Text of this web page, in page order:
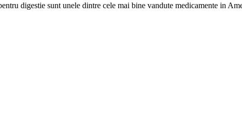
digestie sunt unele dintre cele mai bine vandute medicamente in